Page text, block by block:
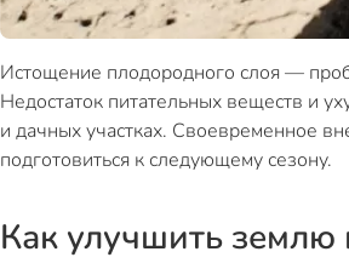
Истощение плодородного слоя —
Недостаток питательных веществ и
и дачных участках. Своевременное
подготовиться к следующему сезону.
Как улучшить землю